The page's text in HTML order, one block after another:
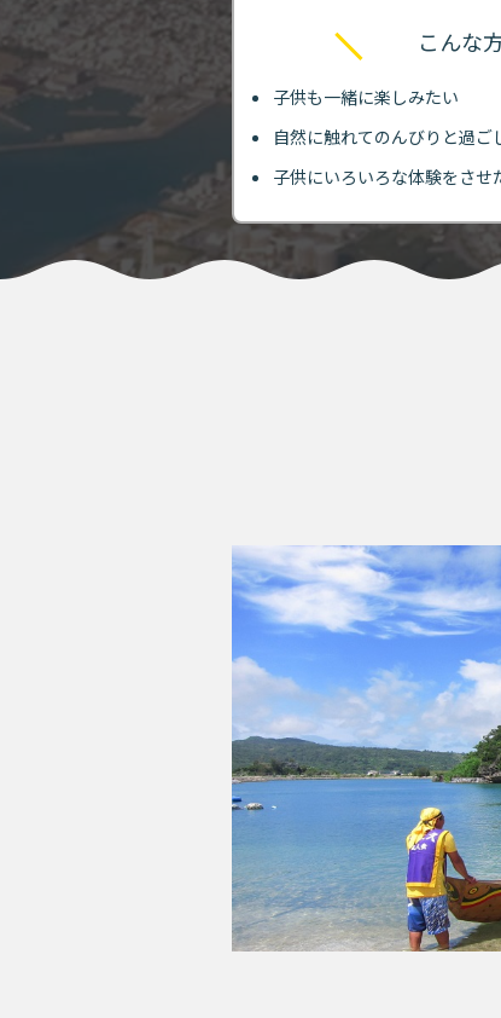
こんな
子供も一緒に楽しみたい
自然に触れてのんびりと過ご
子供にいろいろな体験をさせ